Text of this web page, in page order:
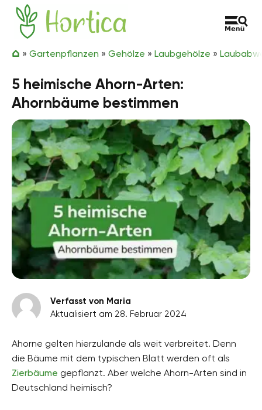
Zum Inhalt springen
Hortica
» Gartenpflanzen » Gehölze » Laubgehölze »
5 heimische Ahorn-Arten:
Ahornbäume bestimmen
Verfasst von Maria
Aktualisiert am 28. Februar 2024
Ahorne gelten hierzulande als weit verbreitet. Denn
die Bäume mit dem typischen Blatt werden oft als
Zierbäume gepflanzt. Aber welche Ahorn-Arten sind in
Deutschland heimisch?